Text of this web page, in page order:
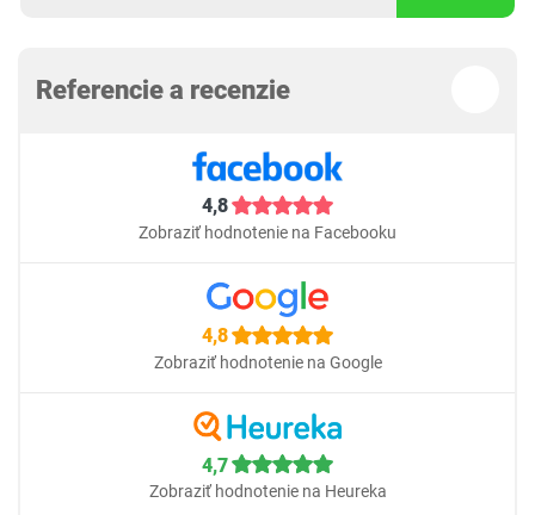
Referencie a recenzie
4,8
Zobraziť hodnotenie na Facebooku
4,8
Zobraziť hodnotenie na Google
4,7
Zobraziť hodnotenie na Heureka